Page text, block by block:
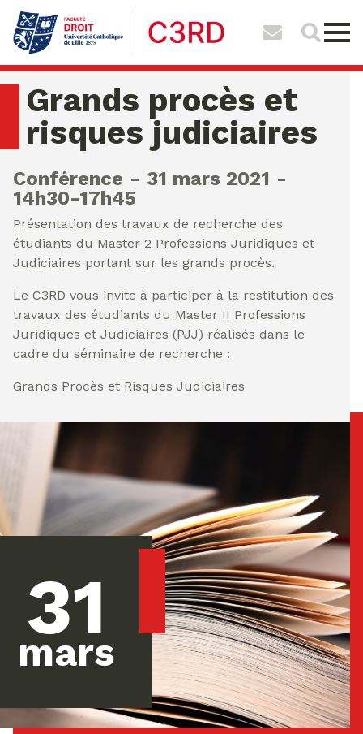
Grands procès et
risques judiciaires
Conférence
31 mars 2021
14h30-17h45
Présentation des travaux de recherche des
étudiants du Master 2 Professions Juridiques et
Judiciaires portant sur les grands procès.
Le C3RD vous invite à participer à la restitution des
travaux des étudiants du Master II Professions
Juridiques et Judiciaires (PJJ) réalisés dans le
cadre du séminaire de recherche :
Grands Procès et Risques Judiciaires
31
mars